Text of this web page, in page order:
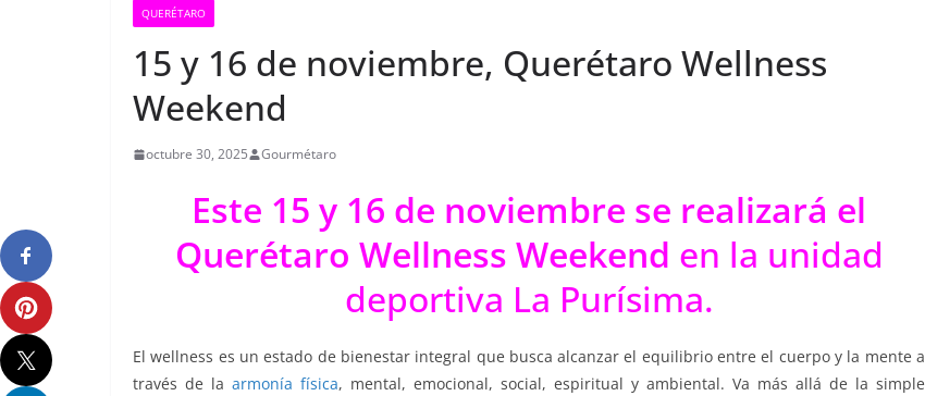
QUERÉTARO
15 y 16 de noviembre, Querétaro Wellness
Weekend
octubre 30, 2025 Gourmétaro
Este 15 y 16 de noviembre se realizará el
Querétaro Wellness Weekend en la unidad
deportiva La Purísima.
El wellness es un estado de bienestar integral que busca alcanzar el equilibrio entre el cuerpo y la mente a
través de la armonía física, mental, emocional, social, espiritual y ambiental. Va más allá de la simple